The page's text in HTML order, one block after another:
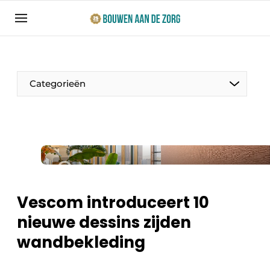
Aanmelden
Bedrijven
Bouwen aan de Zorg | Vakblad over bouw en
Direct contact
Jubileumboek
Meest gelezen
Categorieën
Productinformatie
Ziekenhuizen
Woonzorg & Verpleeghuizen
Vescom introduceert 10
nieuwe dessins zijden
wandbekleding